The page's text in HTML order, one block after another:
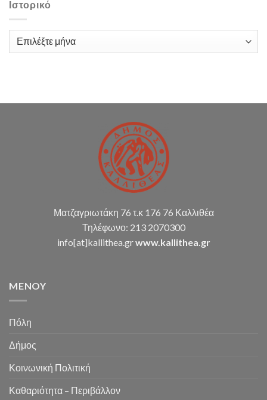
υπηρεσιών
υποστήριξης
σύνταξη
καταστάσεων
κ.α.)
Ιστορικό
Ιστορικό
Ματζαγριωτάκη 76 τ.κ 176 76 Καλλιθέα
Τηλέφωνο: 213 2070300
info[at]kallithea.grwww.kallithea.gr
MENOY
Πόλη
Δήμος
Κοινωνική Πολιτική
Καθαριότητα – Περιβάλλον